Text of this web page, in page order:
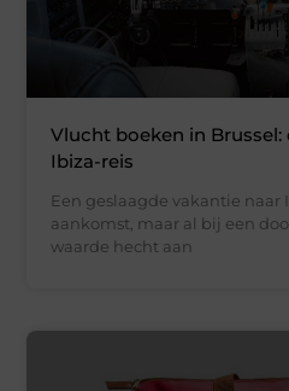
Vlucht boeken in
Ibiza-reis
Een geslaagde vakantie
aankomst, maar al bij een
waarde hecht aan